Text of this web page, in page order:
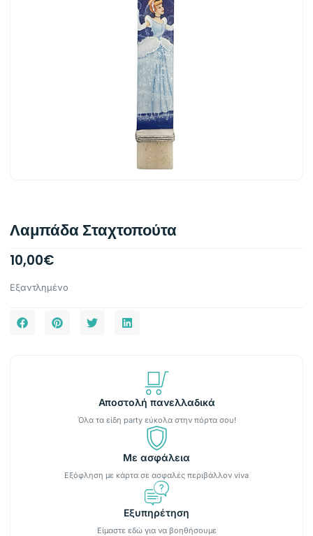
Λαμπάδα Σταχτοπούτα
10,00€
Εξαντλημένο
Αποστολή πανελλαδικά
Όλα τα είδη party εύκολα στην πόρτα σου!
Με ασφάλεια
Εξόφληση με κάρτα σε ασφαλές περιβάλλον viva
Εξυπηρέτηση
Είμαστε εδώ για να βοηθήσουμε